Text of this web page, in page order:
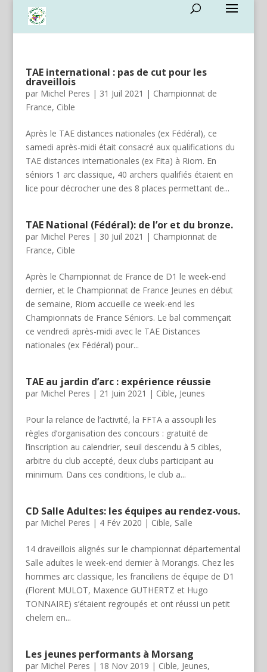
TAE international : pas de cut pour les
draveillois
par Michel Peres | 31 Juil 2021 | Championnat de
France, Cible
Après le TAE distances nationales (ex Fédéral), ce
samedi après-midi était consacré aux qualifications du
TAE distances internationales (ex Fita) à Riom. En
séniors 1 arc classique, 40 archers qualifiés étaient en
lice pour décrocher une des 8 places permettant de...
TAE National (Fédéral): de l’or et du bronze.
par Michel Peres | 30 Juil 2021 | Championnat de
France, Cible
Après le Championnat de France de D1 le week-end
dernier, et le Championnat de France Jeunes en début
de semaine, Riom accueille ce week-end les
Championnats de France Séniors. Le bal commençait
ce vendredi après-midi avec le TAE Distances
nationales (ex Fédéral) pour...
TAE au jardin d’arc : expérience réussie
par Michel Peres | 21 Juin 2021 | Cible, Jeunes
Pour la relance de l’activité, la FFTA a assoupli les
règles d’organisation des concours : gratuité de
l’inscription au calendrier, seuil descendu à 5 cibles,
arbitre du club accepté, deux clubs participant au
minimum. Dans ces conditions, le club a...
CD Salle Adultes: les équipes au rendez-vous.
par Michel Peres | 4 Fév 2020 | Cible, Salle
14 draveillois alignés sur le championnat départemental
Salle adultes le week-end dernier à Morangis. Chez les
hommes arc classique, les franciliens de équipe de D1
(Florent MULOT, Maxence GUTHERTZ et Hugo
TONNAIRE) s’étaient regroupés et ont réussi un petit
chelem en...
Les jeunes performants à Morsang
par Michel Peres | 18 Nov 2019 | Cible, Jeunes,